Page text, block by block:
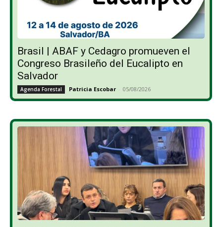
Brasil | ABAF y Cedagro promueven el
Congreso Brasileño del Eucalipto en
Salvador
Agenda Forestal Patricia Escobar - 05/08/2026